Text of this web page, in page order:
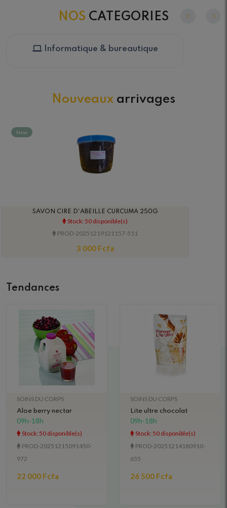
NOS CATEGORIES
Informatique & bureautique
Nouveaux arrivages
New
SAVON CIRE D'ABEILLE CURCUMA 250G
Stock: 50 disponible(s)
PROD-20251219121157-511
3 000 Fcfa
Tendances
SOINS DU CORPS
Aloe berry nectar
09h-18h
Stock: 50 disponible(s)
PROD-20251215091450-
972
22 000 Fcfa
SOINS DU CORPS
Lite ultre chocolat
09h-18h
Stock: 50 disponible(s)
PROD-20251214180910-
655
26 500 Fcfa